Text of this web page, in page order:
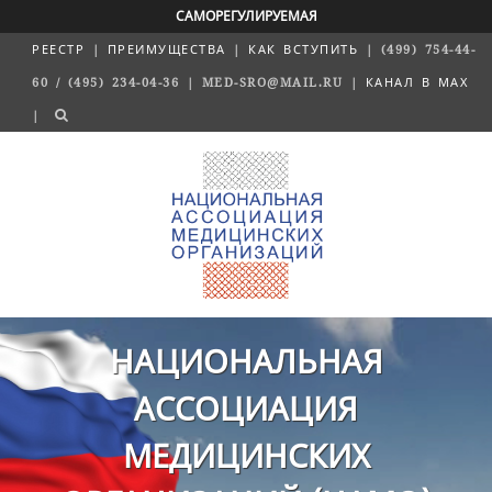
САМОРЕГУЛИРУЕМАЯ
РЕЕСТР | ПРЕИМУЩЕСТВА | КАК ВСТУПИТЬ | (499) 754-44-
60 / (495) 234-04-36 | MED-SRO@MAIL.RU | КАНАЛ В MAX
|
НАЦИОНАЛЬНАЯ
АССОЦИАЦИЯ
МЕДИЦИНСКИХ